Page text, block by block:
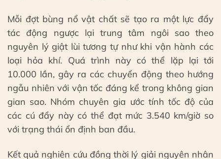
Mỗi đợt bùng nổ vật chất sẽ tạo ra một lực đẩy
tác động ngược lại trung tâm ngôi sao theo
nguyên lý giật lùi tương tự như khi vận hành các
loại hỏa khí. Quá trình này có thể lặp lại tới
10.000 lần, gây ra các chuyển động theo hướng
ngẫu nhiên với vận tốc đáng kể trong không gian
gian sao. Nhóm chuyên gia ước tính tốc độ của
các cú đẩy này có thể đạt mức 3.540 km/giờ so
với trạng thái ổn định ban đầu.
Kết quả nghiên cứu đồng thời lý giải nguyên nhân